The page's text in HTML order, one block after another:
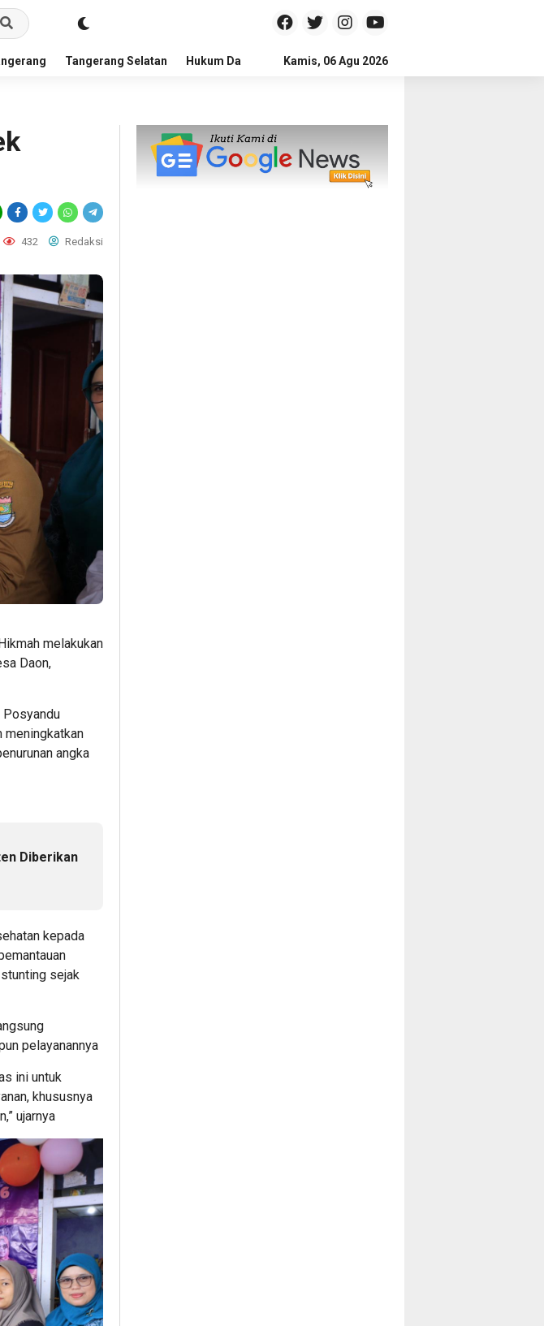
Tangerang Selatan Hukum Dan Kriminal Politik Pendidikan
Kamis, 06 Agu 2026
432 Redaksi
melakukan
Daon,
Posyandu
meningkatkan
angka
Diberikan
kepada
sejak
pelayanannya
ini untuk
khususnya
ujarnya